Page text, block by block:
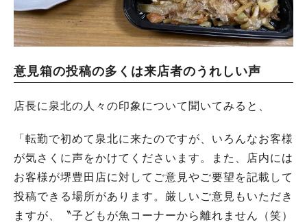
意見箱の投稿の多くは来店者のうれしい声
店長に泉北の人々の印象について聞いてみると、
「転勤で初めて泉北に来たのですが、いろんなお客様
が気さくに声をかけてくださいます。また、店内には
お客様が堺豊田店に対してご意見やご要望を記載して
投稿できる場所があります。厳しいご意見もいただき
ますが、〝子どもが魚コーナーから離れません（笑）